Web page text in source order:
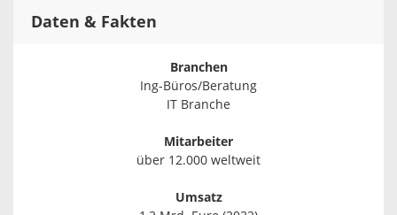
Daten & Fakten
Branchen
Ing-Büros/Beratung
IT Branche
Mitarbeiter
über 12.000 weltweit
Umsatz